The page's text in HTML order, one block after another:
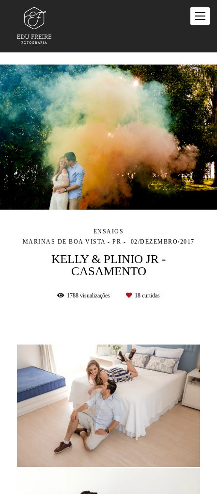
ENSAIOS
MARINAS DE BOA VISTA - PR
02/DEZEMBRO/2017
KELLY & PLINIO JR -
CASAMENTO
1788 visualizações 18 curtidas